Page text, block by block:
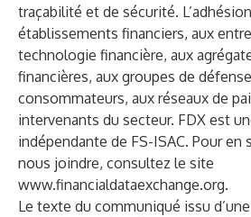
traçabilité et de sécurité.
établissements financiers, aux
technologie financière, aux
financières, aux groupes de
consommateurs, aux réseaux de
intervenants du secteur. FDX est
indépendante de FS-ISAC. Pour en
nous joindre, consultez le site
www.financialdataexchange.org.
Le texte du communiqué issu